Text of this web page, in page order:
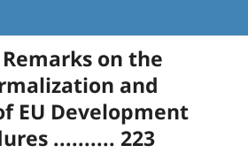
on the
and
EU Development
.......... 223